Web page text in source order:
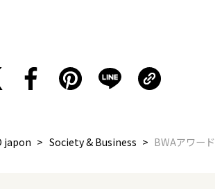
japon Society & Business BWAアワー